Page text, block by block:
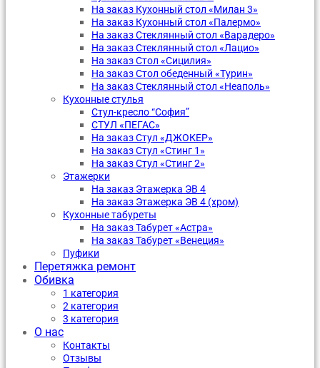
На заказ Кухонный стол «Милан 3»
На заказ Кухонный стол «Палермо»
На заказ Стеклянный стол «Варадеро»
На заказ Стеклянный стол «Лацио»
На заказ Стол «Сицилия»
На заказ Стол обеденный «Турин»
На заказ Стеклянный стол «Неаполь»
Кухонные стулья
Стул-кресло “София”
CТУЛ «ПЕГАС»
На заказ Стул «ДЖОКЕР»
На заказ Стул «Стинг 1»
На заказ Стул «Стинг 2»
Этажерки
На заказ Этажерка ЭВ 4
На заказ Этажерка ЭВ 4 (хром)
Кухонные табуреты
На заказ Табурет «Астра»
На заказ Табурет «Венеция»
Пуфики
Перетяжка ремонт
Обивка
1 категория
2 категория
3 категория
О нас
Контакты
Отзывы